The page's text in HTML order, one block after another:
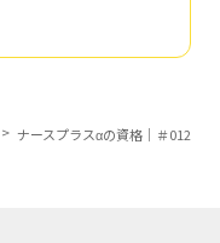
ナースプラスαの資格｜＃012